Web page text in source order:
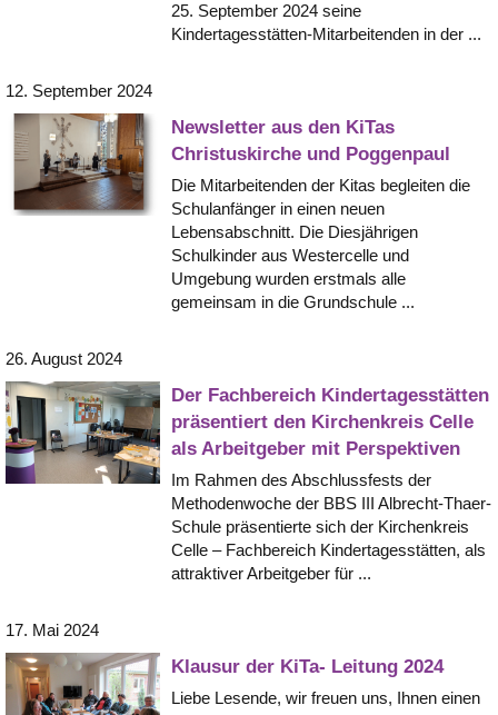
25. September 2024 seine
Kindertagesstätten-Mitarbeitenden in der ...
12. September 2024
Newsletter aus den KiTas
Christuskirche und Poggenpaul
Die Mitarbeitenden der Kitas begleiten die
Schulanfänger in einen neuen
Lebensabschnitt. Die Diesjährigen
Schulkinder aus Westercelle und
Umgebung wurden erstmals alle
gemeinsam in die Grundschule ...
26. August 2024
Der Fachbereich Kindertagesstätten
präsentiert den Kirchenkreis Celle
als Arbeitgeber mit Perspektiven
Im Rahmen des Abschlussfests der
Methodenwoche der BBS III Albrecht-Thaer-
Schule präsentierte sich der Kirchenkreis
Celle – Fachbereich Kindertagesstätten, als
attraktiver Arbeitgeber für ...
17. Mai 2024
Klausur der KiTa- Leitung 2024
Liebe Lesende, wir freuen uns, Ihnen einen